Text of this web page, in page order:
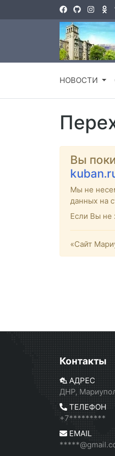
НОВОСТИ
Вы
Мы не
данных на
Если Вы не
«Сайт
Контакты
АДРЕС
ДНР,
ТЕЛЕФОН
+7*********
EMAIL